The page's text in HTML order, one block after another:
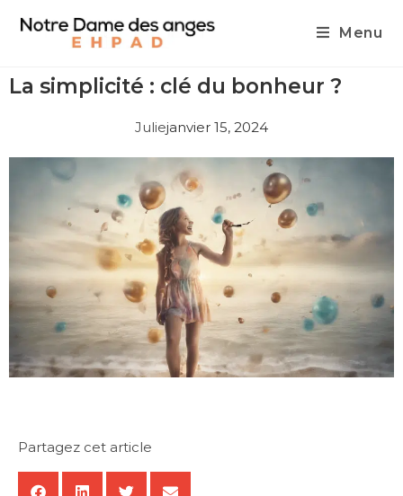
Menu
La simplicité : clé du bonheur ?
Juliejanvier 15, 2024
Partagez cet article